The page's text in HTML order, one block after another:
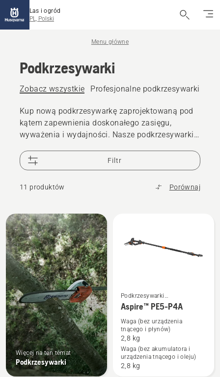
Las i ogród
PL, Polski
Menu główne
Podkrzesywarki
Zobacz wszystkie Profesjonalne podkrzesywarki
Kup nową podkrzesywarkę zaprojektowaną pod
kątem zapewnienia doskonałego zasięgu,
wyważenia i wydajności. Nasze podkrzesywarki
wydajnej pracy i osiąganiu doskonałych
rezultatów. Oferujemy szeroką gamę
spalinowych i akumulatorowych podkrzesywarek
do użytku domowego lub profesjonalnego.
Filtr
11 produktów Porównaj
Wszystkie
produkty
Więcej na ten temat
Podkrzesywarki
Zobacz
więcej
szczegółów
Aspire™
PE5-
P4A
Podkrzesywarki
akumulatorowe i elektryczne
Aspire™ PE5-P4A
Waga (bez urządzenia
tnącego i płynów)
2,8 kg
Waga (bez akumulatora i
urządzenia tnącego i oleju)
2,8 kg